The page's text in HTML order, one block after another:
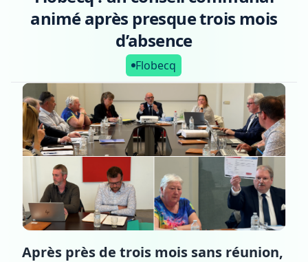
animé après presque trois mois
d’absence
Flobecq
Après près de trois mois sans réunion,